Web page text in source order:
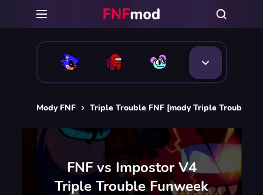
Mody FNF Triple Trouble FNF [mody Triple Trouble
FNF vs Impostor V4
Triple Trouble Funweek